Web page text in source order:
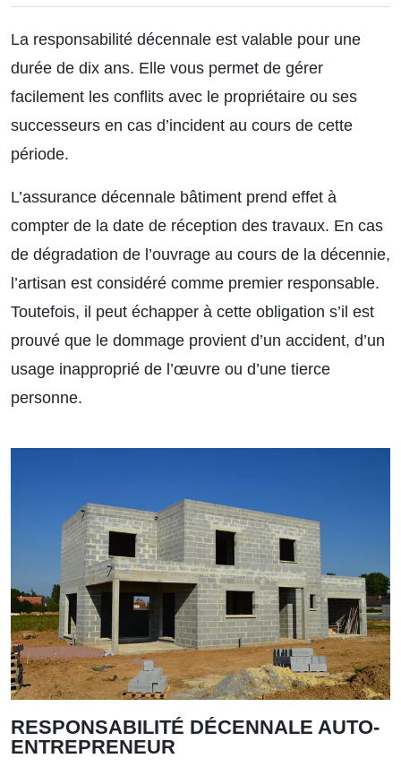
La responsabilité décennale est valable pour une
durée de dix ans. Elle vous permet de gérer
facilement les conflits avec le propriétaire ou ses
successeurs en cas d’incident au cours de cette
période.
L’assurance décennale bâtiment prend effet à
compter de la date de réception des travaux. En cas
de dégradation de l’ouvrage au cours de la décennie,
l’artisan est considéré comme premier responsable.
Toutefois, il peut échapper à cette obligation s’il est
prouvé que le dommage provient d’un accident, d’un
usage inapproprié de l’œuvre ou d’une tierce
personne.
RESPONSABILITÉ DÉCENNALE AUTO-
ENTREPRENEUR